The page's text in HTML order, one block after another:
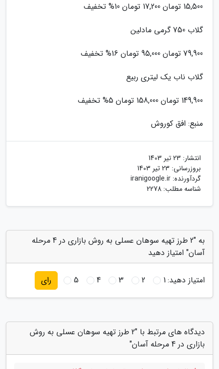
15,500 تومان 17,200 تومان 10% تخفیف
گلاب 750 گرمی مادلین
79,900 تومان 95,000 تومان 16% تخفیف
گلاب ناب یک لیتری ربیع
149,900 تومان 158,000 تومان 5% تخفیف
منبع: افق کوروش
انتشار: 23 تیر 1403
بروزرسانی: 23 تیر 1403
گردآورنده: iranigoogle.ir
شناسه مطلب: 2278
به "2 طرز تهیه سوهان عسلی به روش بازاری در 4 مرحله
آسان" امتیاز دهید
امتیاز دهید:1
2
3
4
5 رای
دیدگاه های مرتبط با "2 طرز تهیه سوهان عسلی به روش
بازاری در 4 مرحله آسان"